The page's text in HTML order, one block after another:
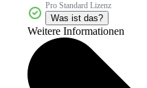
Pro Standard Lizenz
Was ist das?
Weitere Informationen